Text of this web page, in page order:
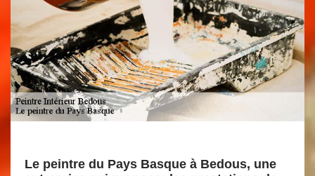
Le peintre du Pays Basque à Bedous, une